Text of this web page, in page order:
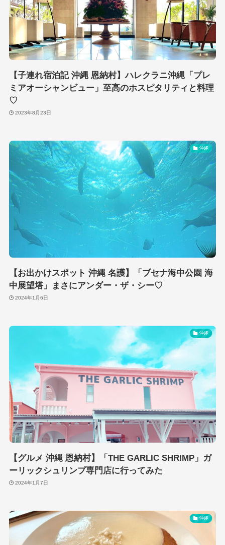
【子連れ宿泊記 沖縄 恩納村】ハレクラニ沖縄「プレ
ミアオーシャンビュー」至高のホスピタリティと料理
♡
2023年8月23日
沖縄
【お出かけスポット 沖縄 名護】「ブセナ海中公園 海
中展望塔」まさにアンダー・ザ・シー♡
2024年1月6日
沖縄
【グルメ 沖縄 恩納村】「THE GARLIC SHRIMP」ガ
ーリックシュリンプ専門店に行ってみた
2024年1月7日
沖縄